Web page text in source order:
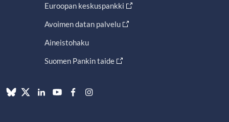
Euroopan keskuspankki
Avoimen datan palvelu
Aineistohaku
Suomen Pankin taide